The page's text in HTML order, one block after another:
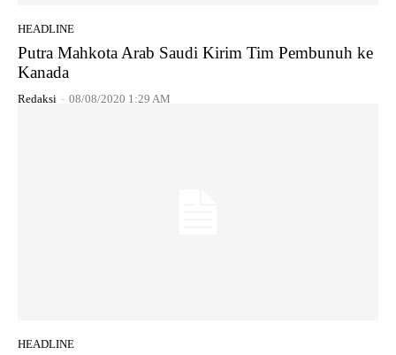
HEADLINE
Putra Mahkota Arab Saudi Kirim Tim Pembunuh ke
Kanada
Redaksi - 08/08/2020 1:29 AM
HEADLINE